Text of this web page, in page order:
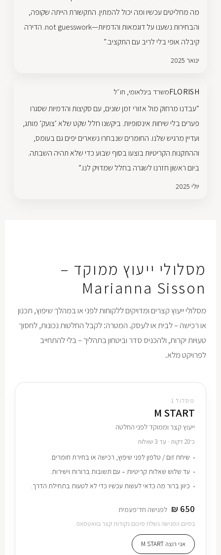
מה מחליטים עכשיו ומה יכול להמתין. התקשורת הייתה שקופה,
והבחירות נשענו על דוגמאות והדמיות—not guesswork. הדירה
קיבלה אופי בלי לריב עם התקציב.”
ינואר 2025
FLORISHמשרד בינלאומי, חו״ל
“עבדנו מרחוק מול אזורי זמן שונים, עם סקיצות והדמיות שסגרו
פערים בלי שיחות אינסופיות. ביקשנו חלל שקט שלא ‘צועק’ מותג,
ועדיין מרגיש שלנו. החומרים שנבחרו נשארים יפים גם בעומס,
וההתקנות הקריטיות בוצעו בסוף שבוע כדי שלא תהיה השבתה.
ביום ראשון חזרנו לשגרה בחלל שמדויק לנו.”
יולי 2025
מסלולי ייעוץ ממוקד –
Marianna Sisson
מסלולי ייעוץ קצרים ומדויקים ללקוחות לפני או במהלך שיפוץ, תכנון
או רכישה – לבית או לעסק. המטרה: לקבל החלטות נכונות, לחסוך
טעויות יקרות, ולהכניס סדר וביטחון בתהליך – בלי להתחייב
לפרויקט מלא.
מסלול 1
M START
ייעוץ קצר וממוקד לפני החלטה
כ־20 דקות · עד 3 שאלות
שיחת זום / טלפון לפני שיפוץ, רכישה או בחירת חומרים.
עד שלוש שאלות קריטיות – עם תשובות ברורות וישירות.
כיוון ברור מה כדאי לעשות עכשיו כדי לא לטעות בתחילת הדרך.
650 ₪ לפגישה חד־פעמית
בסיום הפגישה נשלח סיכום נקודות קצר בוואטסאפ.
אני רוצה M START